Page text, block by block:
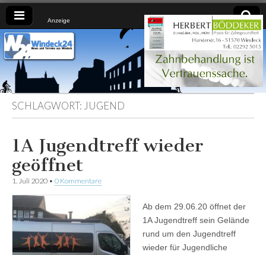
Anzeige
Windeck24
Nachrichten
aus dem
Ländchen
für das
Ländchen
SCHLAGWORT: JUGEND
1A Jugendtreff wieder
geöffnet
1. Juli 2020 • 0 Kommentare
Ab dem 29.06.20 öffnet der
1A Jugendtreff sein Gelände
rund um den Jugendtreff
wieder für Jugendliche